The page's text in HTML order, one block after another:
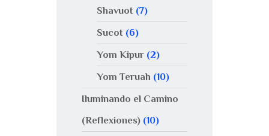
Shavuot(7)
Sucot(6)
Yom Kipur(2)
Yom Teruah (10)
Iluminando el Camino
(Reflexiones) (10)